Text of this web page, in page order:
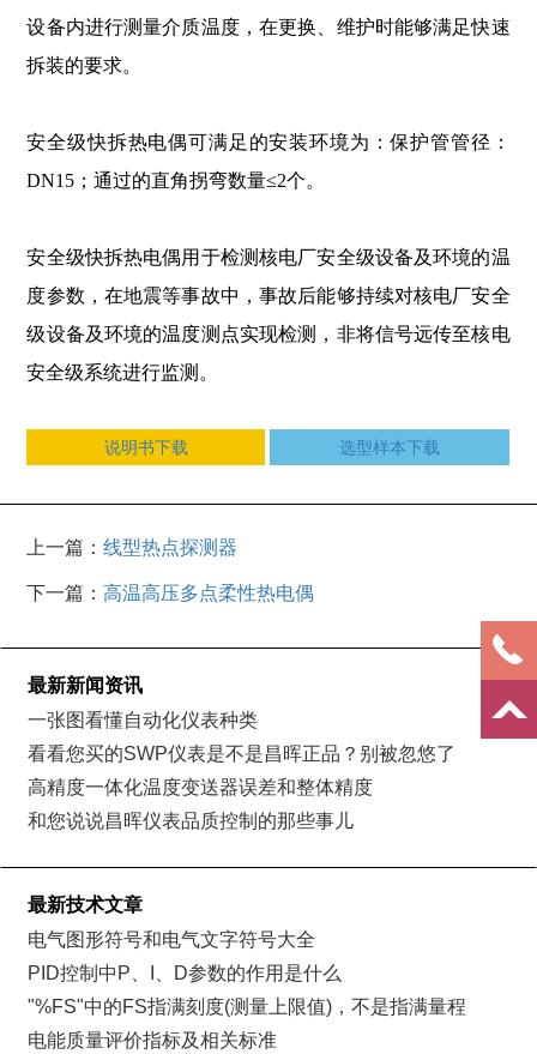
设备内进行测量介质温度，在更换、维护时能够满足快速
拆装的要求。
安全级快拆热电偶可满足的安装环境为：保护管管径：
DN15；通过的直角拐弯数量≤2个。
安全级快拆热电偶用于检测核电厂安全级设备及环境的温
度参数，在地震等事故中，事故后能够持续对核电厂安全
级设备及环境的温度测点实现检测，非将信号远传至核电
安全级系统进行监测。
说明书下载 选型样本下载
上一篇：线型热点探测器
下一篇：高温高压多点柔性热电偶
最新新闻资讯
一张图看懂自动化仪表种类
看看您买的SWP仪表是不是昌晖正品？别被忽悠了
高精度一体化温度变送器误差和整体精度
和您说说昌晖仪表品质控制的那些事儿
最新技术文章
电气图形符号和电气文字符号大全
PID控制中P、I、D参数的作用是什么
"%FS"中的FS指满刻度(测量上限值)，不是指满量程
电能质量评价指标及相关标准